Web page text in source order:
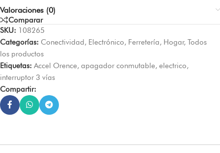
Valoraciones (0)
Comparar
SKU: 108265
Categorías: Conectividad, Electrónico, Ferretería, Hogar, Todos
los productos
Etiquetas: Accel Orence, apagador conmutable, electrico,
interruptor 3 vías
Compartir: